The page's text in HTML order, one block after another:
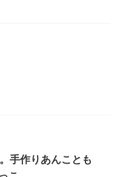
手作りあんことも